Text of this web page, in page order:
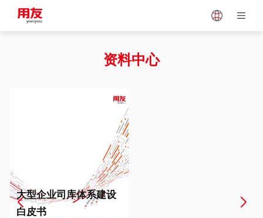
Vietnam
Europe
资料中心
大型企业司库体系建设
白皮书